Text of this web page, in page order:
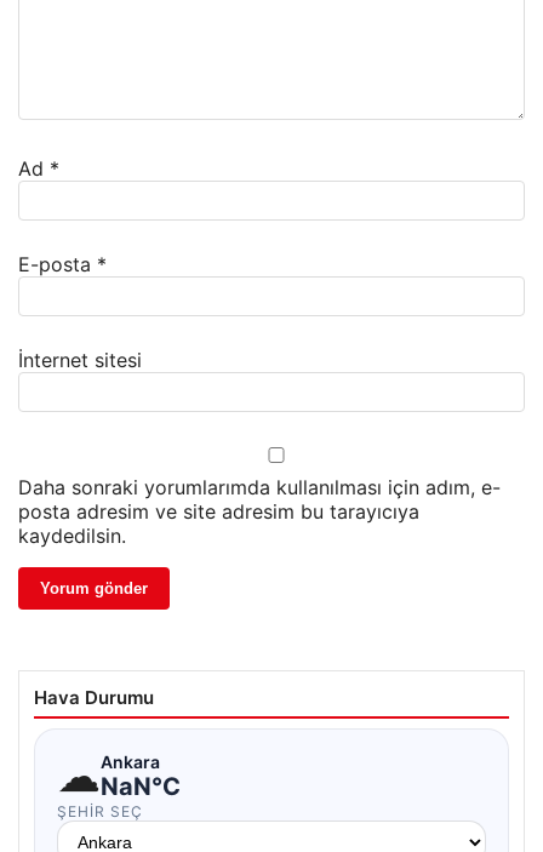
Ad *
E-posta *
İnternet sitesi
Daha sonraki yorumlarımda kullanılması için adım, e-
posta adresim ve site adresim bu tarayıcıya
kaydedilsin.
Hava Durumu
☁Ankara
NaN°C
ŞEHIR SEÇ